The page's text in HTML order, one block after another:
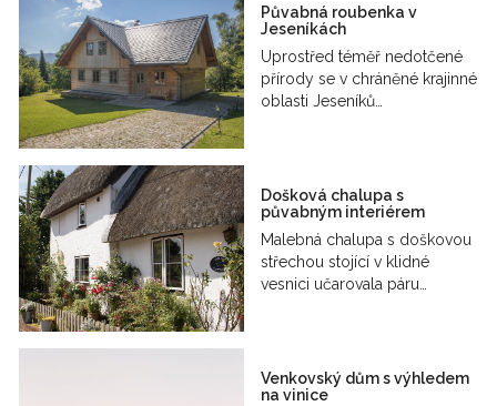
Půvabná roubenka v
Jeseníkách
Uprostřed téměř nedotčené
přírody se v chráněné krajinné
oblasti Jeseníků…
Došková chalupa s
půvabným interiérem
Malebná chalupa s doškovou
střechou stojící v klidné
vesnici učarovala páru…
Venkovský dům s výhledem
na vinice